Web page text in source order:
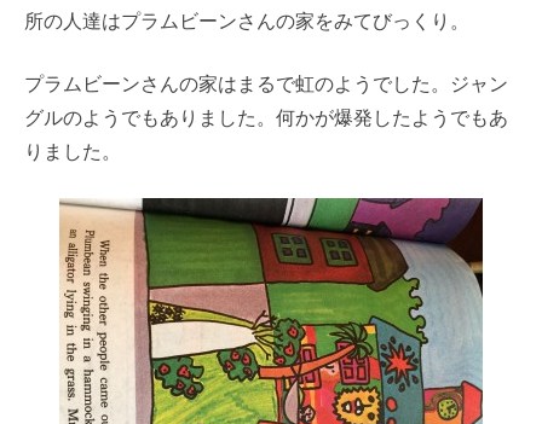
所の人達はプラムビーンさんの家をみてびっくり。
プラムビーンさんの家はまるで虹のようでした。ジャン
グルのようでもありました。何かが爆発したようでもあ
りました。